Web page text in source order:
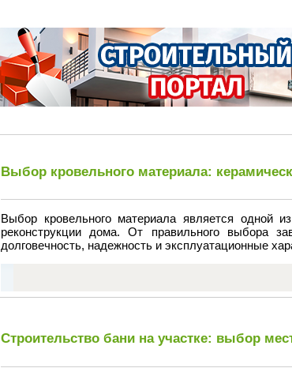
Выбор кровельного материала:
Выбор кровельного материала является одной
реконструкции дома. От правильного выбора
долговечность, надежность и эксплуатационные
Строительство бани на участке: выбор